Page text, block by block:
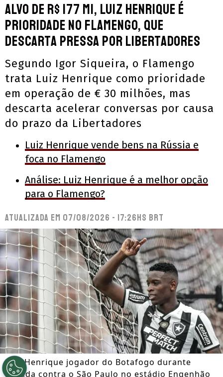
Alvo de R$ 177 mi, Luiz Henrique é
prioridade no Flamengo, que
descarta pressa por Libertadores
Segundo Igor Siqueira, o Flamengo
trata Luiz Henrique como prioridade
em operação de € 30 milhões, mas
descarta acelerar conversas por causa
do prazo da Libertadores
Luiz Henrique vende bens na Rússia e
foca no Flamengo
Análise: Luiz Henrique é a melhor opção
para o Flamengo?
Atualizada em 07/08/2026 - 17:26hs BRT
Luiz Henrique jogador do Botafogo durante
partida contra o São Paulo no estádio Engenhão